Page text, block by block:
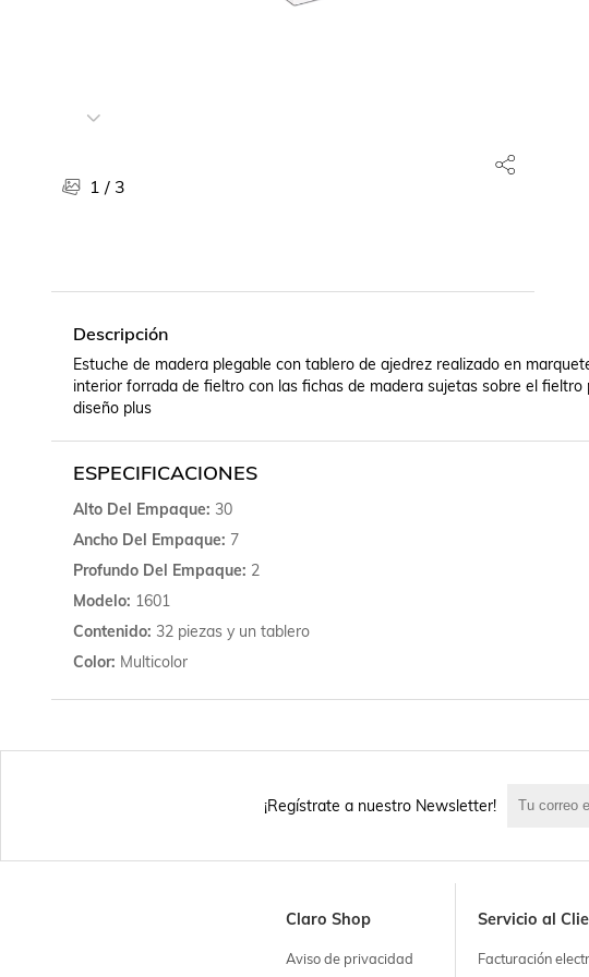
1 / 3
Descripción
Estuche de madera plegable con tablero de ajedrez realizado en
interior forrada de fieltro con las fichas de madera sujetas sobre el
diseño plus
ESPECIFICACIONES
Alto Del Empaque 30
Ancho Del Empaque 7
Profundo Del Empaque 2
Modelo 1601
Contenido 32 piezas y un tablero
Color Multicolor
¡Regístrate a nuestro Newsletter!
Claro Shop
Aviso de privacidad
Servicio al
Facturación